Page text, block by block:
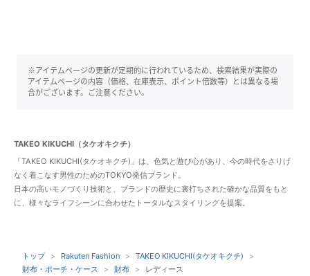
※アイテムページの更新が定期的に行われているため、検索結果が実際の
アイテムページの内容（価格、在庫表示、ポイント倍数等）とは異なる場
合がございます。ご注意ください。
TAKEO KIKUCHI（タケオキクチ）
「TAKEO KIKUCHI(タケオキクチ)」は、色気と遊び心があり、今の時代をさりげ
なく着こなす男性のためのTOKYO発信ブランド。
日本の高いモノづくり技術と、ブランドの歴史に裏打ちされた確かな品質をもと
に、様々なライフシーンに合わせたトータルなスタイリングを提案。
トップ Rakuten Fashion
TAKEO KIKUCHI(タケオキクチ)
財布・ポーチ・ケース
財布 レディース